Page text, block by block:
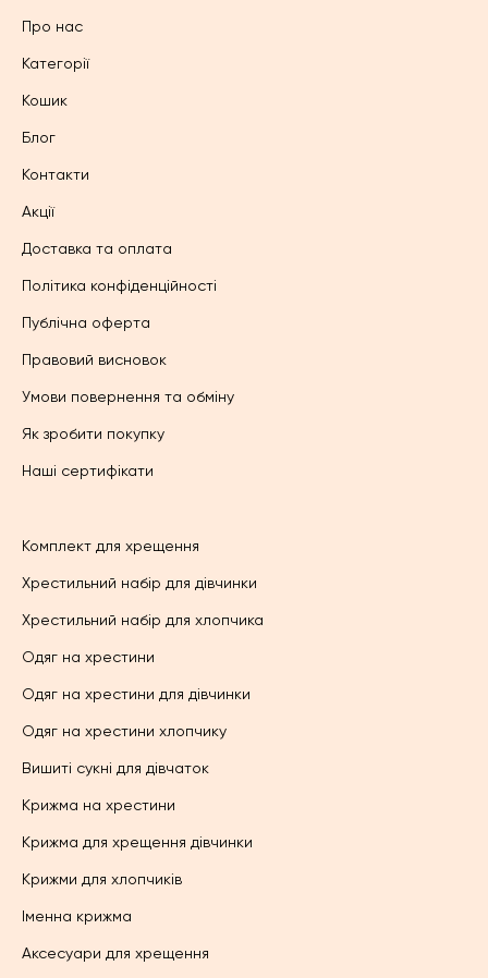
Про нас
Категорії
Кошик
Блог
Контакти
Акції
Доставка та оплата
Політика конфіденційності
Публічна оферта
Правовий висновок
Умови повернення та обміну
Як зробити покупку
Наші сертифікати
Комплект для хрещення
Хрестильний набір для дівчинки
Хрестильний набір для хлопчика
Одяг на хрестини
Одяг на хрестини для дівчинки
Одяг на хрестини хлопчику
Вишиті сукні для дівчаток
Крижма на хрестини
Крижма для хрещення дівчинки
Крижми для хлопчиків
Іменна крижма
Аксесуари для хрещення